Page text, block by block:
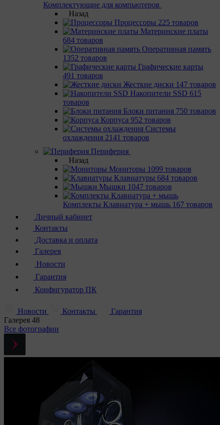
Комплектующие для компьютеров
Назад
Процессоры 225 товаров
Материнcкие платы
684 товаров
Оперативная память
1352 товаров
Графические карты
491 товаров
Жесткие диски 147 товаров
Накопители SSD 615
товаров
Блоки питания 750 товаров
Корпуса 952 товаров
Системы
охлаждения 2141 товаров
Периферия
Назад
Мониторы 1099 товаров
Клавиатуры 684 товаров
Мышки 1047 товаров
Комплекты Клавиатура + мышь 167 товаров
Личный кабинет
Контакты
Доставка и оплата
Галерея
Новости
Гарантия
Конфигуратор ПК
Новости Контакты
Гарантия
Галерея 48
Все фотографии